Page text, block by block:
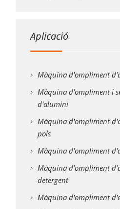
Aplicació
Màquina d'ompliment
Màquina d'ompliment i
d'alumini
Màquina d'ompliment
pols
Màquina d'ompliment
Màquina d'ompliment
detergent
Màquina d'ompliment